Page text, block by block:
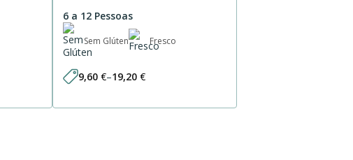
6 a 12 Pessoas
Sem Glúten Fresco
9,60 €–19,20 €
Price
9,60 €